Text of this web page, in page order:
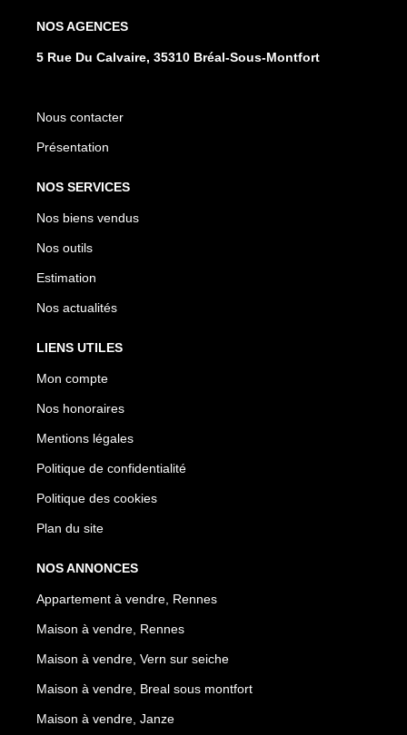
NOS AGENCES
5 Rue Du Calvaire, 35310 Bréal-Sous-Montfort
Nous contacter
Présentation
NOS SERVICES
Nos biens vendus
Nos outils
Estimation
Nos actualités
LIENS UTILES
Mon compte
Nos honoraires
Mentions légales
Politique de confidentialité
Politique des cookies
Plan du site
NOS ANNONCES
Appartement à vendre, Rennes
Maison à vendre, Rennes
Maison à vendre, Vern sur seiche
Maison à vendre, Breal sous montfort
Maison à vendre, Janze